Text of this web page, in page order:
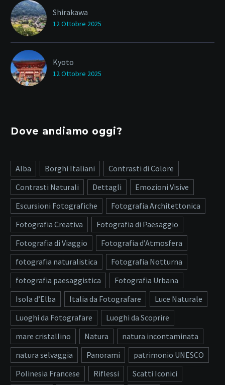
Shirakawa
12 Ottobre 2025
Kyoto
12 Ottobre 2025
Dove andiamo oggi?
Alba Borghi Italiani
Contrasti di Colore
Contrasti Naturali
Dettagli
Emozioni Visive
Escursioni Fotografiche
Fotografia Architettonica
Fotografia Creativa
Fotografia di Paesaggio
Fotografia di Viaggio
Fotografia d’Atmosfera
fotografia naturalistica
Fotografia Notturna
fotografia paesaggistica
Fotografia Urbana
Isola d’Elba
Italia da Fotografare
Luce Naturale
Luoghi da Fotografare
Luoghi da Scoprire
mare cristallino
Natura
natura incontaminata
natura selvaggia
Panorami
patrimonio UNESCO
Polinesia Francese
Riflessi
Scatti Iconici